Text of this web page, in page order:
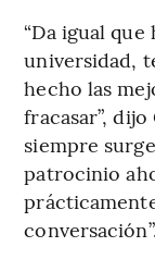
“Da igual
universidad,
hecho las
fracasar”,
siempre
patrocinio